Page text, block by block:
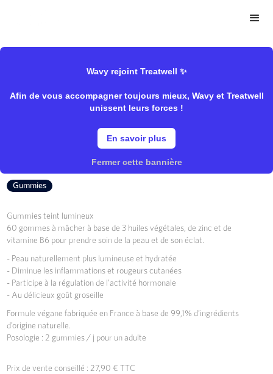
Wavy rejoint Treatwell ✨
Afin de vous accompagner toujours mieux, Wavy et Treatwell
unissent leurs forces !
En savoir plus
Fermer cette bannière
Gummies Teint Lumineux
Gummies
Gummies teint lumineux
60 gommes à mâcher à base de 3 huiles végétales, de zinc et de
vitamine B6 pour prendre soin de la peau et de son éclat.
- Peau naturellement plus lumineuse et hydratée
- Diminue les inflammations et rougeurs cutanées
- Participe à la régulation de l’activité hormonale
- Au délicieux goût groseille
Formule végane fabriquée en France à base de 99,1% d’ingrédients
d’origine naturelle.
Posologie : 2 gummies / j pour un adulte
Prix de vente conseillé : 27,90 € TTC